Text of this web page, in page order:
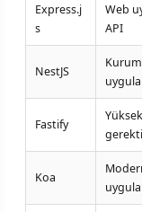
Express.j
s
Web
API
NestJS
Fastify
Koa